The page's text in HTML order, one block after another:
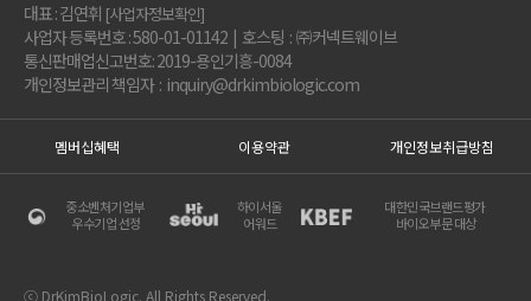
대표 : 김연휘 [사업자정보확인]
사업자 등록번호 : 580-01-01142 | 호스팅 : ㈜커넥트웨이브
통신판매업신고번호: 2019-용인기흥-0084
개인정보관리 책임자 : inquiry@drkimbiologic.com
멤버십혜택 이용약관 개인정보취급방침
중소벤처기업부
우수기업 선정
하이서울
어워드
대한민국브랜드평가
바이오부문 대상
ⓒ DrKimBioLogic. All Rights Reserved.